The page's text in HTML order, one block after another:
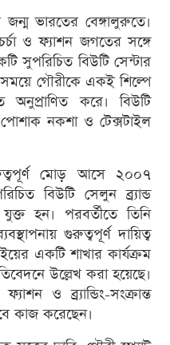
ভারতের বেঙ্গালুরুতে।
ও ফ্যাশন জগতের সঙ্গে
সুপরিচিত বিউটি সেন্টার
গৌরীকে একই শিল্পে
অনুপ্রাণিত করে। বিউটি
পোশাক নকশা ও টেক্সটাইল
মোড় আসে ২০০৭
বিউটি সেলুন ব্র্যান্ড
হন। পরবর্তীতে তিনি
গুরুত্বপূর্ণ দায়িত্ব
একটি শাখার কার্যক্রম
উল্লেখ করা হয়েছে।
ও ব্র্যান্ডিং-সংক্রান্ত
কাজ করেছেন।